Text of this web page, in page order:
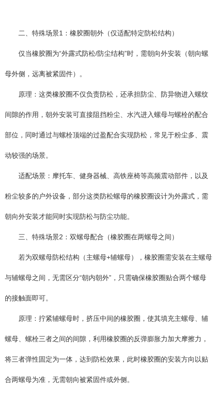
二、特殊场景1：橡胶圈朝外（仅适配特定防松结构）
仅当橡胶圈为“外露式防松/防尘结构”时，需朝向外安装（朝向螺
母外侧，远离被紧固件）。
原理：这类橡胶圈不仅负责防松，还承担防尘、防异物进入螺纹
间隙的作用，朝外安装可直接阻挡粉尘、水汽进入螺母与螺栓的配合
部位，同时通过与螺栓顶端的过盈配合实现防松，常见于粉尘多、震
动较强的场景。
适配场景：摩托车、健身器械、高铁座椅等高频震动部件，以及
粉尘较多的户外设备，部分这类防松螺母的橡胶圈设计为外露式，需
朝向外安装才能同时实现防松与防尘功能。
三、特殊场景2：双螺母配合（橡胶圈在两螺母之间）
若为双螺母防松结构（主螺母+辅螺母），橡胶圈需安装在主螺母
与辅螺母之间，无需区分“朝内朝外”，只需确保橡胶圈贴合两个螺母
的接触面即可。
原理：拧紧辅螺母时，挤压中间的橡胶圈，使其填充主螺母、辅
螺母、螺栓三者之间的间隙，利用橡胶圈的反弹膨胀力加大摩擦力，
将三者弹性固定为一体，达到防松效果，此时橡胶圈的安装方向以贴
合两螺母为准，无需朝向被紧固件或外侧。